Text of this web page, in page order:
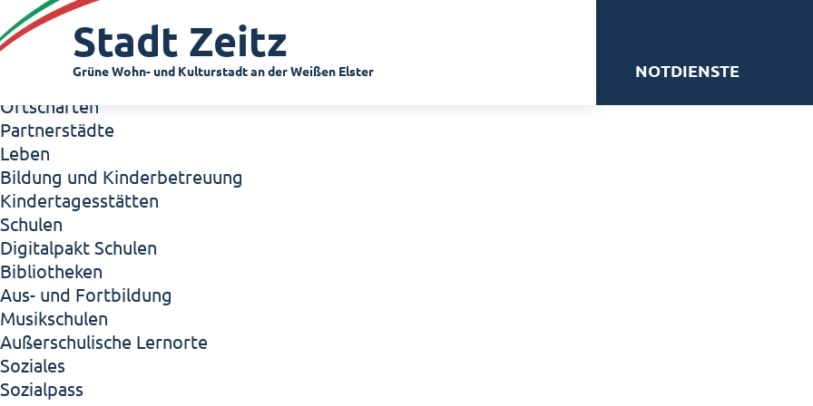
Zeitz - Die Kleinstadt
Willkommen in Zeitz!
Interview mit Oberbürgermeister Christian Thieme
Zeitz - Stadt der Zukunft
Ortschaften
Partnerstädte
Leben
Bildung und Kinderbetreuung
Kindertagesstätten
Schulen
Digitalpakt Schulen
Bibliotheken
Aus- und Fortbildung
Musikschulen
Außerschulische Lernorte
Soziales
Sozialpass
Stadt Zeitz
Grüne Wohn- und Kulturstadt an der Weißen Elster NOTDIENSTE